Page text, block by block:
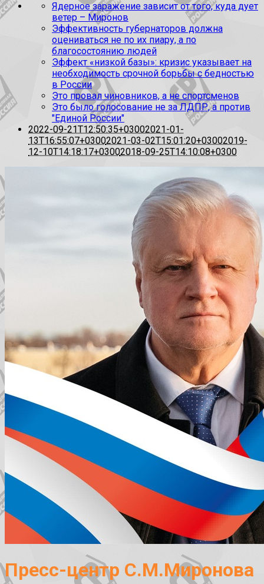
Ядерное заражение зависит от того, куда дует
ветер – Миронов
Эффективность губернаторов должна
оцениваться не по их пиару, а по
благосостоянию людей
Эффект «низкой базы»: кризис указывает на
необходимость срочной борьбы с бедностью
в России
Это провал чиновников, а не спортсменов
Это было голосование не за ЛДПР, а против
"Единой России"
2022-09-21T12:50:35+03002021-01-
13T16:55:07+03002021-03-02T15:01:20+03002019-
12-10T14:18:17+03002018-09-25T14:10:08+0300
Пресс-центр С.М.Миронова